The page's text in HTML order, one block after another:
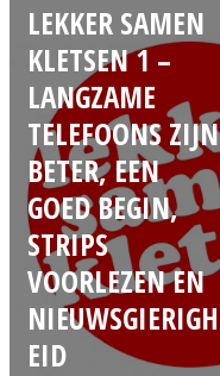
LEKKER SAMEN
KLETSEN 1 –
LANGZAME
TELEFOONS ZIJN
BETER, EEN
GOED BEGIN,
STRIPS
VOORLEZEN EN
NIEUWSGIERIGH
EID